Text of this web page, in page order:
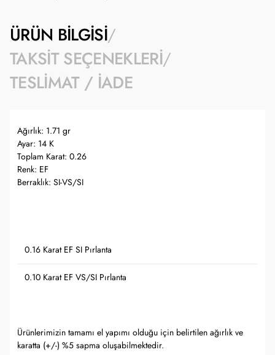
ÜRÜN BILGISI
TAKSIT SEÇENEKLERI
TESLIMAT / İADE
Ağırlık: 1.71 gr
Ayar: 14 K
Toplam Karat: 0.26
Renk: EF
Berraklık: SI-VS/SI
0.16 Karat EF SI Pırlanta
0.10 Karat EF VS/SI Pırlanta
Ürünlerimizin tamamı el yapımı olduğu için belirtilen ağırlık ve
karatta (+/-) %5 sapma oluşabilmektedir.